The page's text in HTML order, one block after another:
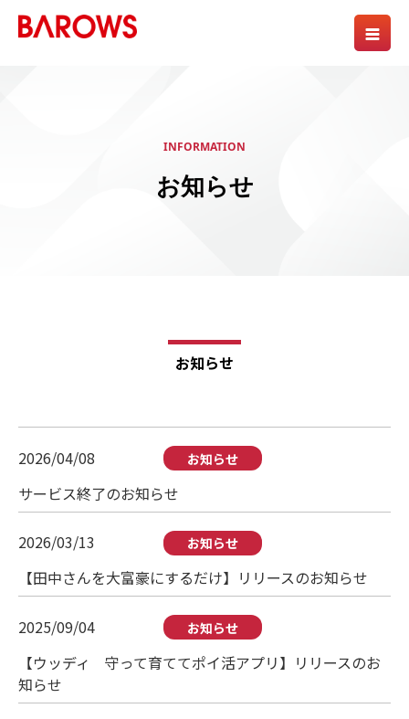
INFORMATION
お知らせ
お知らせ
2026/04/08 お知らせ
サービス終了のお知らせ
2026/03/13 お知らせ
【田中さんを大富豪にするだけ】リリースのお知らせ
2025/09/04 お知らせ
【ウッディ 守って育ててポイ活アプリ】リリースのお
知らせ